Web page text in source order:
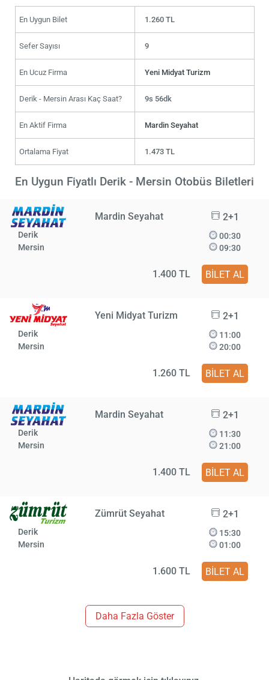
En Uygun Bilet 1.260 TL
Sefer Sayısı 9
En Ucuz Firma Yeni Midyat Turizm
Derik - Mersin Arası Kaç Saat? 9s 56dk
En Aktif Firma Mardin Seyahat
Ortalama Fiyat 1.473 TL
En Uygun Fiyatlı Derik - Mersin Otobüs Biletleri
Mardin Seyahat 2+1
Derik
Mersin
00:30
09:30
1.400 TL BİLET AL
Yeni Midyat Turizm 2+1
Derik
Mersin
11:00
20:00
1.260 TL BİLET AL
Mardin Seyahat 2+1
Derik
Mersin
11:30
21:00
1.400 TL BİLET AL
Zümrüt Seyahat 2+1
Derik
Mersin
15:30
01:00
1.600 TL BİLET AL
Daha Fazla Göster